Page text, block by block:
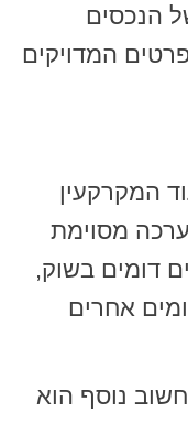
הנכסים
המדויקים
המקרקעין
מסוימת
דומים בשוק,
אחרים
נוסף הוא